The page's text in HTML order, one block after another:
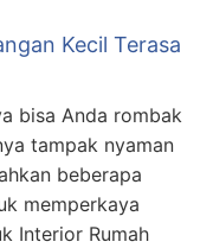
Kecil Terasa
bisa Anda rombak
tampak nyaman
beberapa
memperkaya
Interior Rumah